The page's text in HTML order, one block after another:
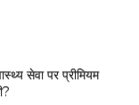
सेवा पर प्रीमियम